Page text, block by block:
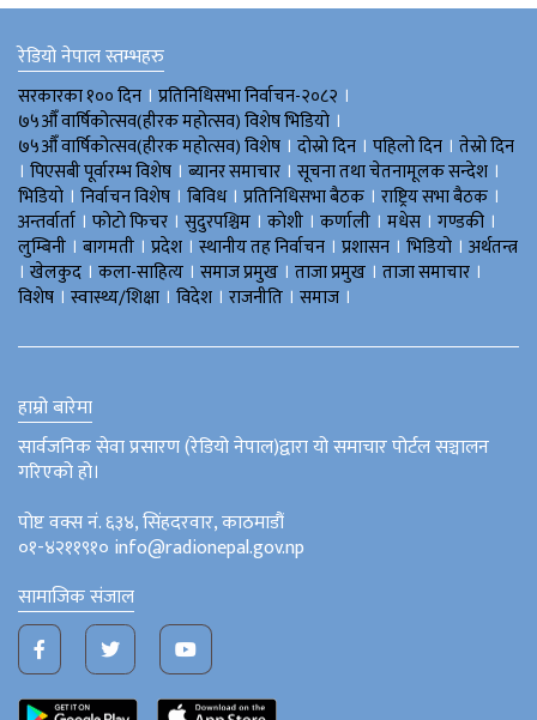
रेडियो नेपाल स्तम्भहरु
सरकारका १०० दिन । प्रतिनिधिसभा निर्वाचन-२०८२ ।
७५औँ वार्षिकोत्सव(हीरक महोत्सव) विशेष भिडियाे ।
७५औँ वार्षिकोत्सव(हीरक महोत्सव) विशेष । दोस्रो दिन । पहिलो दिन । तेस्रो दिन
। पिएसबी पूर्वारम्भ विशेष । ब्यानर समाचार । सूचना तथा चेतनामूलक सन्देश ।
भिडियाे । निर्वाचन विशेष । बिविध। प्रतिनिधिसभा बैठक । राष्ट्रिय सभा बैठक ।
अन्तर्वार्ता । फोटो फिचर । सुदुरपश्चिम । काेशी । कर्णाली । मधेस । गण्डकी ।
लुम्बिनी । बागमती । प्रदेश । स्थानीय तह निर्वाचन । प्रशासन । भिडियो । अर्थतन्त्र
। खेलकुद । कला-साहित्य । समाज प्रमुख । ताजा प्रमुख । ताजा समाचार ।
विशेष । स्वास्थ्य/शिक्षा । विदेश । राजनीति । समाज ।
हाम्रो बारेमा
सार्वजनिक सेवा प्रसारण (रेडियो नेपाल)द्वारा यो समाचार पोर्टल सञ्चालन
गरिएको हो।
पोष्ट वक्स नं. ६३४, सिंहदरवार, काठमाडौं
०१-४२११९१० info@radionepal.gov.np
सामाजिक संजाल